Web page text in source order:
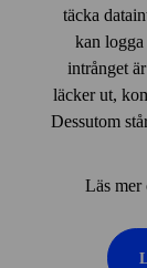
täcka
kan
intrånget
läcker ut,
Dess­utom
Läs